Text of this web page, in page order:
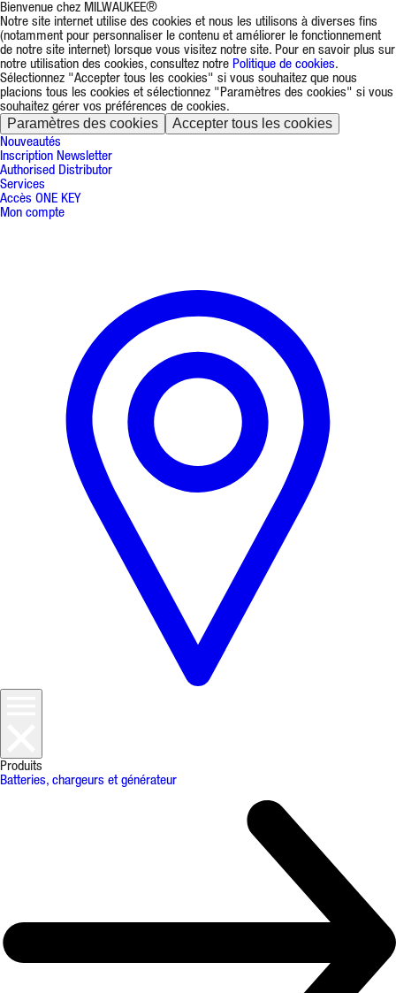
Bienvenue chez MILWAUKEE®
Notre site internet utilise des cookies et nous les utilisons à diverses fins
(notamment pour personnaliser le contenu et améliorer le fonctionnement
de notre site internet) lorsque vous visitez notre site. Pour en savoir plus sur
notre utilisation des cookies, consultez notre Politique de cookies.
Sélectionnez "Accepter tous les cookies" si vous souhaitez que nous
placions tous les cookies et sélectionnez "Paramètres des cookies" si vous
souhaitez gérer vos préférences de cookies.
Paramètres des cookies Accepter tous les cookies
Nouveautés
Inscription Newsletter
Authorised Distributor
Services
Accès ONE KEY
Mon compte
Produits
Batteries, chargeurs et générateur